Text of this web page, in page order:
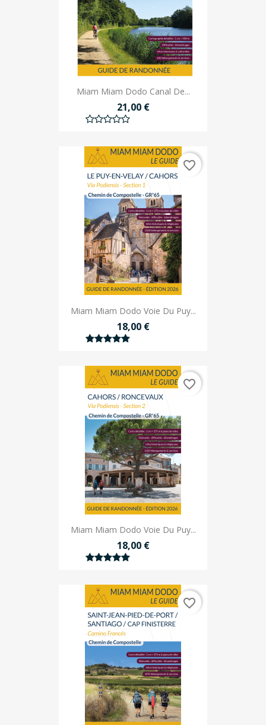
Miam Miam Dodo Canal De...
21,00 €
Miam Miam Dodo Voie Du Puy...
18,00 €
favorite_border
Miam Miam Dodo Voie Du Puy...
18,00 €
favorite_border
favorite_border